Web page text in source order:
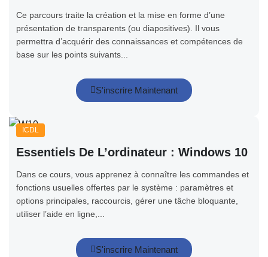
Ce parcours traite la création et la mise en forme d’une
présentation de transparents (ou diapositives). Il vous
permettra d’acquérir des connaissances et compétences de
base sur les points suivants...
S'inscrire Maintenant
ICDL
Essentiels De L’ordinateur : Windows 10
Dans ce cours, vous apprenez à connaître les commandes et
fonctions usuelles offertes par le système : paramètres et
options principales, raccourcis, gérer une tâche bloquante,
utiliser l’aide en ligne,...
S'inscrire Maintenant